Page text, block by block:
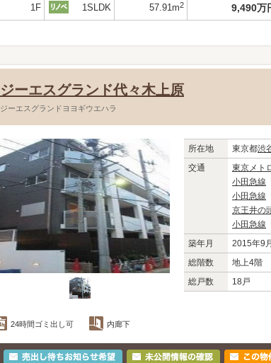
1F 1SLDK 57.91m2 9,490万
ジーエスグランド代々木上原
ジーエスグランドヨヨギウエハラ
所在地 東京都渋
交通
東京メト
小田急線
小田急線
京王井の
小田急線
築年月
2015年9月
総階数
地上4階
総戸数
18戸
24時間ゴミ出し可 内廊下